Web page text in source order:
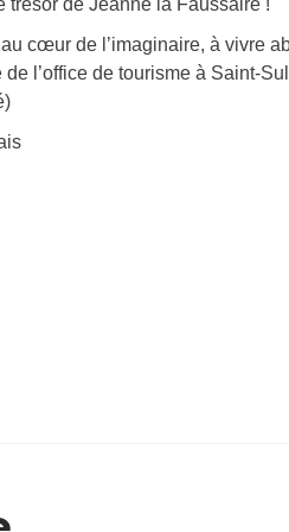
trésor de Jeanne la Faussaire !
cœur de l’imaginaire, à vivre
l’office de tourisme à Saint-